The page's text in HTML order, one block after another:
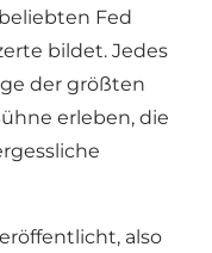
Fed
bildet. Jedes
der größten
erleben, die
also